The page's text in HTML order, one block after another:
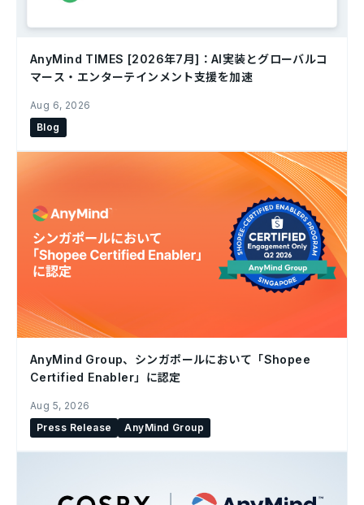
AnyMind TIMES [2026年7月]：AI実装とグローバルコ
マース・エンターテインメント支援を加速
Aug 6, 2026
Blog
AnyMind Group、シンガポールにおいて「Shopee
Certified Enabler」に認定
Aug 5, 2026
Press Release
AnyMind Group